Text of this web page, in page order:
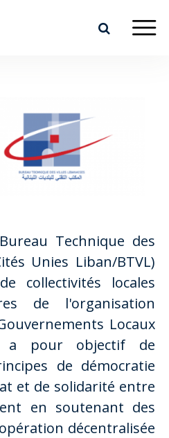
Technique des
Unies Liban/BTVL)
collectivités locales
de l'organisation
Locaux
a pour objectif de
de démocratie
et de solidarité entre
en soutenant des
décentralisée